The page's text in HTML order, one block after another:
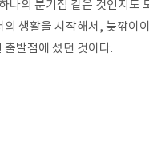
나의 분기점 같은 것인지도
의 생활을 시작해서, 늦깎이
출발점에 섰던 것이다.